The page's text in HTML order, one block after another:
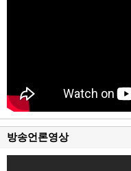
방송언론영상